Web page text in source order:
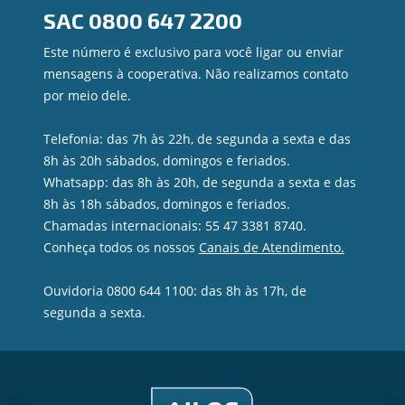
Ouvidoria
SAC 0800 647 2200
Este número é exclusivo para você ligar ou enviar
mensagens à cooperativa. Não realizamos contato
por meio dele.
Telefonia: das 7h às 22h, de segunda a sexta e das
8h às 20h sábados, domingos e feriados.
Whatsapp: das 8h às 20h, de segunda a sexta e das
8h às 18h sábados, domingos e feriados.
Chamadas internacionais: 55 47 3381 8740.
Conheça todos os nossos Canais de Atendimento.
Ouvidoria 0800 644 1100: das 8h às 17h, de
segunda a sexta.